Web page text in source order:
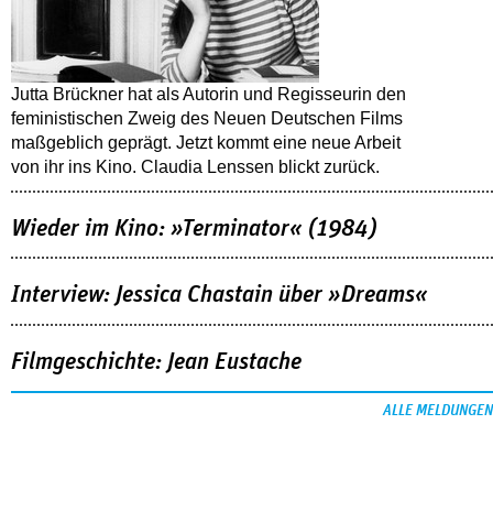
Jutta Brückner hat als Autorin und Regisseurin den
feministischen Zweig des Neuen Deutschen Films
maßgeblich geprägt. Jetzt kommt eine neue Arbeit
von ihr ins Kino. Claudia Lenssen blickt zurück.
Wieder im Kino: »Terminator« (1984)
Interview: Jessica Chastain über »Dreams«
Filmgeschichte: Jean Eustache
ALLE MELDUNGEN